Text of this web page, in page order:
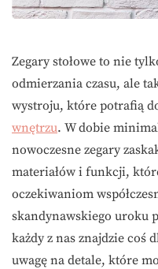
Zegary stołowe to nie
odmierzania czasu, ale
wystroju, które potrafią
wnętrzu. W dobie
nowoczesne zegary
materiałów i funkcji,
oczekiwaniom
skandynawskiego uroku
każdy z nas znajdzie coś
uwagę na detale, które